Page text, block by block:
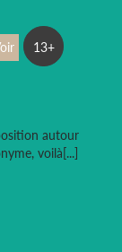
autour
voilà[...]
13+